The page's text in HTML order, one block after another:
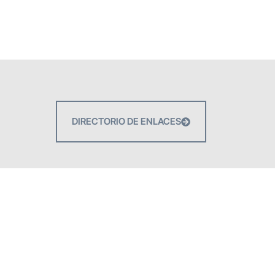
DIRECTORIO DE ENLACES